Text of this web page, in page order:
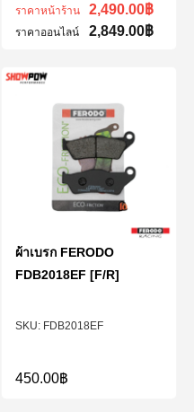
ราคาหน้าร้าน 2,490.00฿
ราคาออนไลน์ 2,849.00฿
FDB2018EF
ผ้าเบรก FERODO
FDB2018EF [F/R]
450.00฿